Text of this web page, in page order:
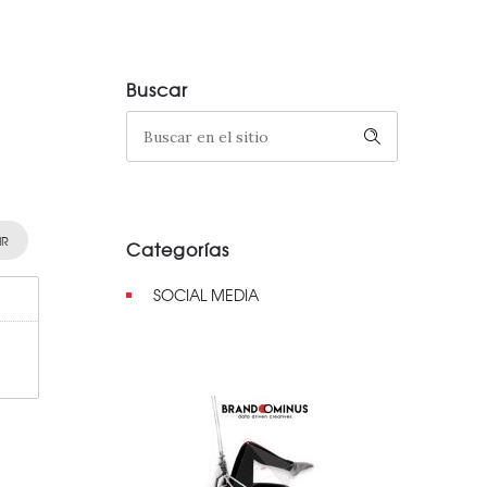
Buscar
Categorías
SOCIAL MEDIA